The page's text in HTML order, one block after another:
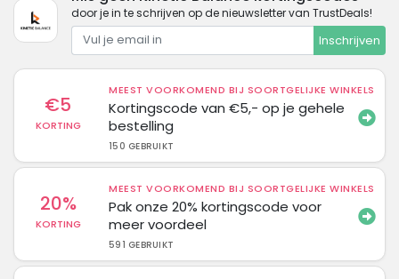
door je in te schrijven op de nieuwsletter van TrustDeals!
Inschrijven
€5
KORTING
MEEST VOORKOMEND BIJ SOORTGELIJKE WINKELS
Kortingscode van €5,- op je gehele
bestelling
150 GEBRUIKT
20%
KORTING
MEEST VOORKOMEND BIJ SOORTGELIJKE WINKELS
Pak onze 20% kortingscode voor
meer voordeel
591 GEBRUIKT